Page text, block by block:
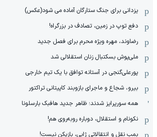
یزدانی برای جنگ ستارگان آماده می شود(عکس)
دفع توپ در زمین، تصادف در بزرگراه!
رضاوند، مهره ویژه محرم برای فصل جدید
ملی‌پوش بسکتبال زنان استقلالی شد
پورعلی‌گنجی در آستانه توافق با یک تیم خارجی
بیرو، شجاع و ماجرای بازوبند کاپیتانی تراکتور
همه سورپرایز شدند؛ ظاهر جدید هافبک بارسلونا
نکونام و استقلال، دوباره روبه‌روی هم!
بمب نقل و انتقالاتی ژابی، بازیکن نیست!